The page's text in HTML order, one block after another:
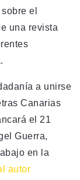
el
una revista
a unirse
Canarias
el 21
Guerra,
en la
autor